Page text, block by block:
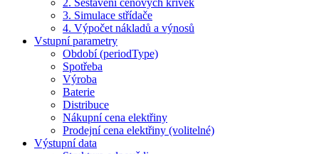
2. Sestavení cenových křivek
3. Simulace střídače
4. Výpočet nákladů a výnosů
Vstupní parametry
Období (periodType)
Spotřeba
Výroba
Baterie
Distribuce
Nákupní cena elektřiny
Prodejní cena elektřiny (volitelné)
Výstupní data